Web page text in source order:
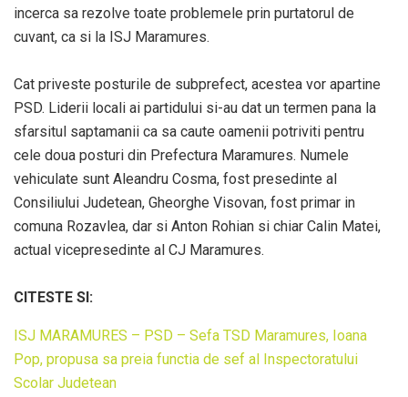
incerca sa rezolve toate problemele prin purtatorul de
cuvant, ca si la ISJ Maramures.
Cat priveste posturile de subprefect, acestea vor apartine
PSD. Liderii locali ai partidului si-au dat un termen pana la
sfarsitul saptamanii ca sa caute oamenii potriviti pentru
cele doua posturi din Prefectura Maramures. Numele
vehiculate sunt Aleandru Cosma, fost presedinte al
Consiliului Judetean, Gheorghe Visovan, fost primar in
comuna Rozavlea, dar si Anton Rohian si chiar Calin Matei,
actual vicepresedinte al CJ Maramures.
CITESTE SI:
ISJ MARAMURES – PSD – Sefa TSD Maramures, Ioana
Pop, propusa sa preia functia de sef al Inspectoratului
Scolar Judetean